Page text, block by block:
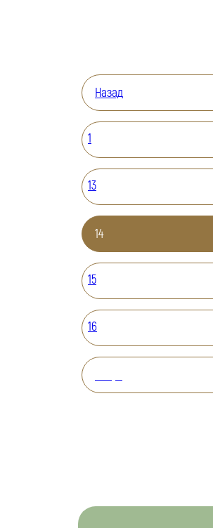
Назад
1
13
14
15
16